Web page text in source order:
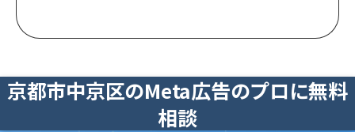
京都市中京区のMeta広告のプロに無料
相談